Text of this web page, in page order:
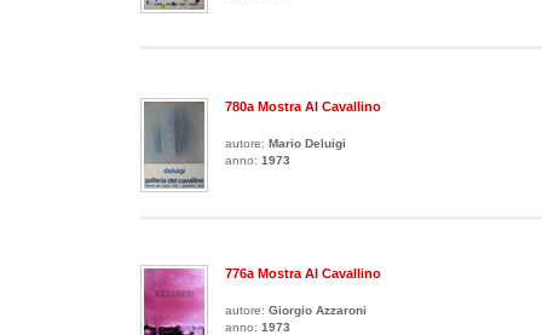
780a Mostra Al Cavallino
autore: Mario Deluigi
anno: 1973
776a Mostra Al Cavallino
autore: Giorgio Azzaroni
anno: 1973